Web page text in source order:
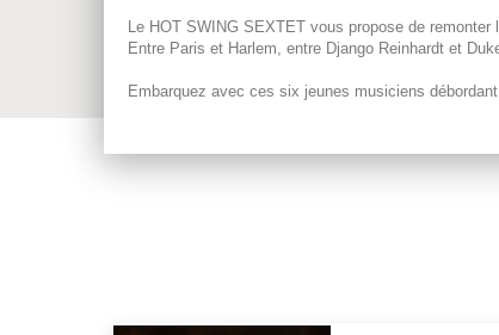
Le HOT SWING SEXTET vous propose de
Entre Paris et Harlem, entre Django Reinhardt et
Embarquez avec ces six jeunes musiciens